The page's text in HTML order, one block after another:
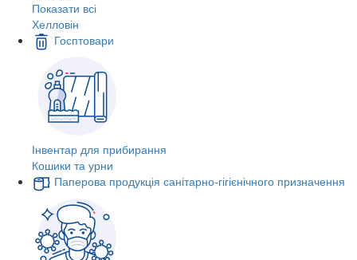
Показати всі
Хелловін
Госптовари
Інвентар для прибирання
Кошики та урни
Паперова продукція санітарно-гігієнічного призначення